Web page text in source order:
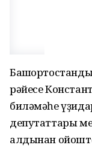
рәйесе
биләмәһе
депутаттары
алдынан